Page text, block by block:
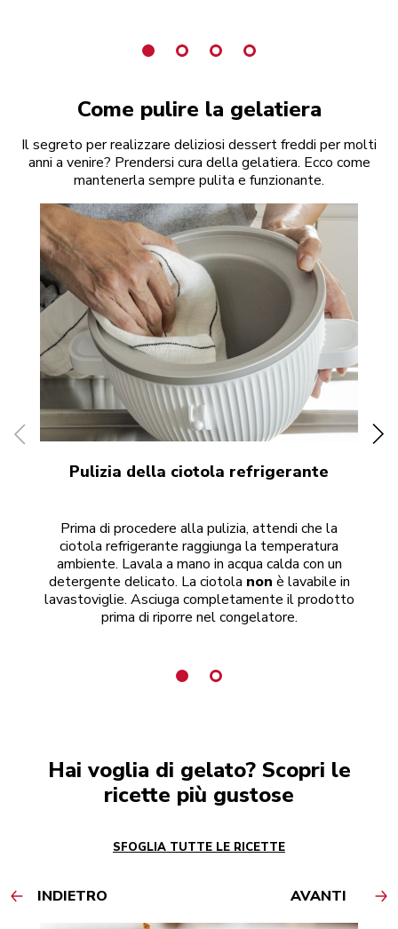
Come pulire la gelatiera
Il segreto per realizzare deliziosi dessert freddi per molti
anni a venire? Prendersi cura della gelatiera. Ecco come
mantenerla sempre pulita e funzionante.
Pulizia della ciotola refrigerante
Prima di procedere alla pulizia, attendi che la
ciotola refrigerante raggiunga la temperatura
ambiente. Lavala a mano in acqua calda con un
detergente delicato. La ciotola non è lavabile in
lavastoviglie. Asciuga completamente il prodotto
prima di riporre nel congelatore.
Hai voglia di gelato? Scopri le
ricette più gustose
SFOGLIA TUTTE LE RICETTE
INDIETRO AVANTI